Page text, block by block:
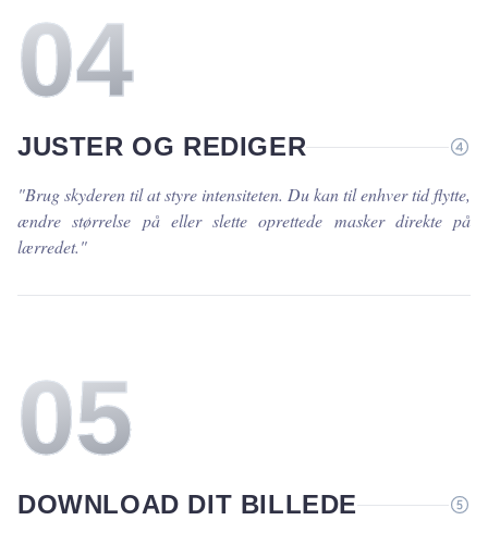
04
JUSTER OG REDIGER
"Brug skyderen til at styre intensiteten. Du kan til enhver tid flytte,
ændre størrelse på eller slette oprettede masker direkte på
lærredet."
05
DOWNLOAD DIT BILLEDE